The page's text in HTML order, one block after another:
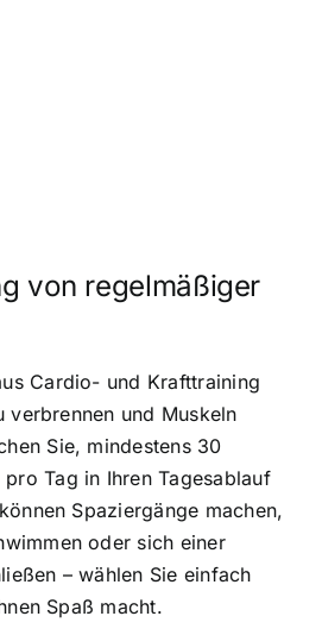
von regelmäßiger
Cardio- und Krafttraining
verbrennen und Muskeln
Sie, mindestens 30
Tag in Ihren Tagesablauf
Spaziergänge machen,
oder sich einer
– wählen Sie einfach
Spaß macht.